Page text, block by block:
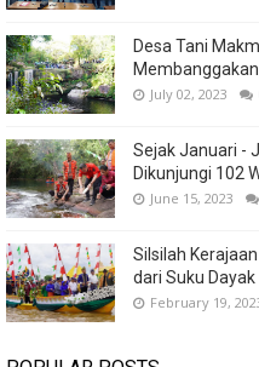
Desa Tani
Membanggakan
July 02, 2023
Sejak Januari -
Dikunjungi 102
June 15, 2023
Silsilah
dari Suku Dayak
February 19,